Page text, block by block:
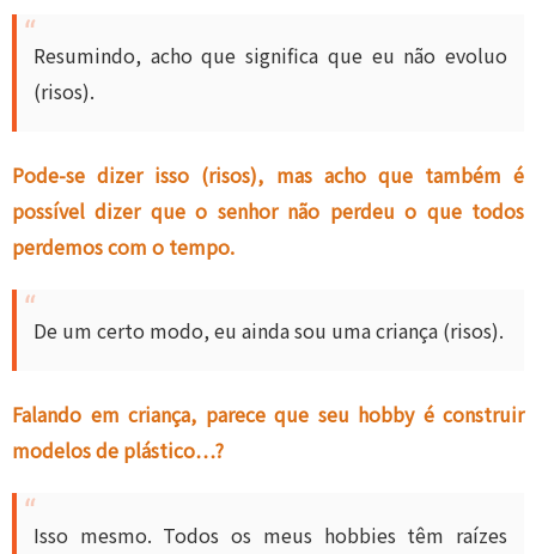
Resumindo, acho que significa que eu não evoluo
(risos).
Pode-se dizer isso (risos), mas acho que também é
possível dizer que o senhor não perdeu o que todos
perdemos com o tempo.
De um certo modo, eu ainda sou uma criança (risos).
Falando em criança, parece que seu hobby é construir
modelos de plástico…?
Isso mesmo. Todos os meus hobbies têm raízes